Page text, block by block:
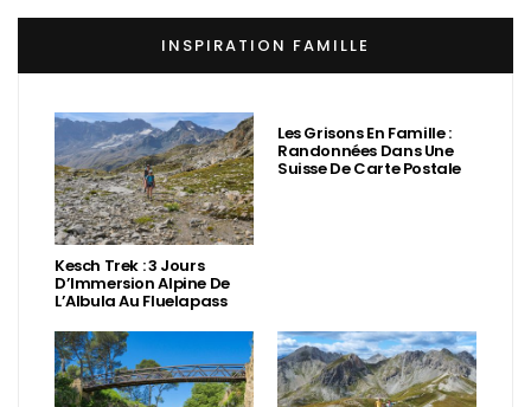
INSPIRATION FAMILLE
Kesch Trek : 3 Jours
D’Immersion Alpine De
L’Albula Au Fluelapass
Les Grisons En Famille :
Randonnées Dans Une
Suisse De Carte Postale